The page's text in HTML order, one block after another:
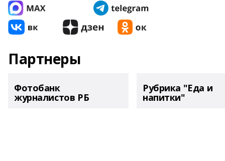
Партнеры
Фотобанк
журналистов РБ
Рубрика "Еда и
напитки"